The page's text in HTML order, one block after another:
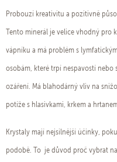
Probouzí kreativitu a pozitivně
Tento minerál je velice vhodný pro
vápníku a má problém s
osobám, které trpí nespavostí
ozáření. Má blahodárný vliv na
potíže s hlasivkami, krkem a
Krystaly mají nejsilnější účinky,
podobě. To je důvod proč vybrat